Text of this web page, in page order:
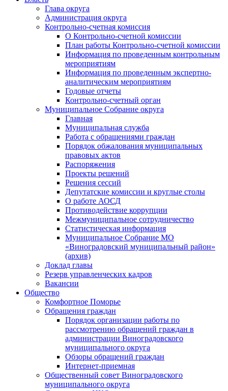
Глава округа
Администрация округа
Контрольно-счетная комиссия
О Контрольно-счетной комиссии
План работы Контрольно-счетной комиссии
Информация по проведенным контрольным
мероприятиям
Информация по проведенным экспертно-
аналитическим мероприятиям
Годовые отчеты
Контрольно-счетный орган
Муниципальное Собрание округа
Главная
Муниципальная служба
Работа с обращениями граждан
Порядок обжалования муниципальных
правовых актов
Распоряжения
Проекты решений
Решения сессий
Депутатские комиссии и круглые столы
О работе АОСД
Противодействие коррупции
Межмуниципальное сотрудничество
Статистическая информация
Муниципальное Собрание МО
«Виноградовский муниципальный район»
(архив)
Доклад главы
Резерв управленческих кадров
Вакансии
Общество
Комфортное Поморье
Обращения граждан
Порядок организации работы по
рассмотрению обращений граждан в
администрации Виноградовского
муниципального округа
Обзоры обращений граждан
Интернет-приемная
Общественный совет Виноградовского
муниципального округа